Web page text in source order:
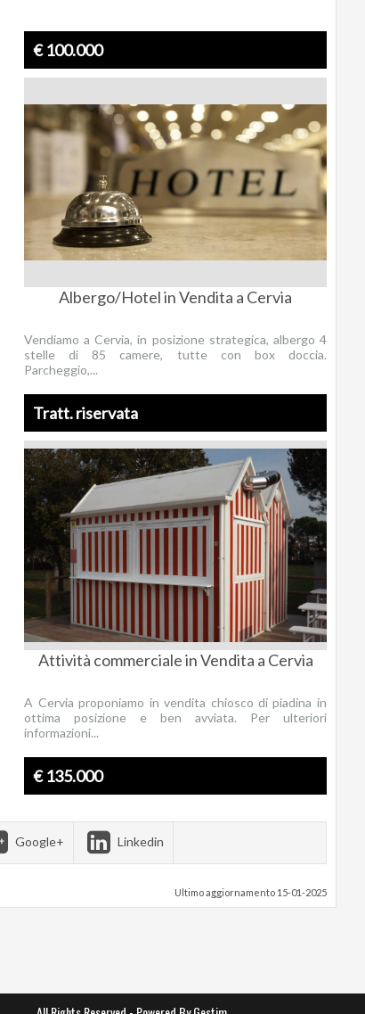
€ 100.000
Albergo/Hotel in Vendita a Cervia
Vendiamo a Cervia, in posizione strategica, albergo 4
stelle di 85 camere, tutte con box doccia.
Parcheggio,...
Tratt. riservata
Attività commerciale in Vendita a Cervia
A Cervia proponiamo in vendita chiosco di piadina in
ottima posizione e ben avviata. Per ulteriori
informazioni...
€ 135.000
Google+ Linkedin
Ultimo aggiornamento 15-01-2025